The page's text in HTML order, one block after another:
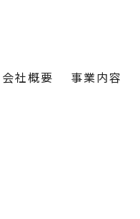
会社概要 事業内容